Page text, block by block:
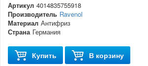
Артикул 4014835755918
Производитель Ravenol
Материал Антифриз
Страна Германия
Купить В корзину